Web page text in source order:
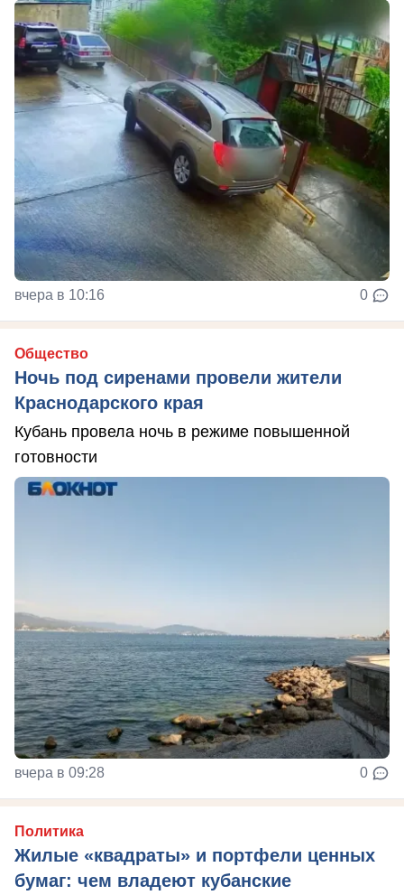
вчера в 10:16 0
Общество
Ночь под сиренами провели жители
Краснодарского края
Кубань провела ночь в режиме повышенной
готовности
вчера в 09:28 0
Политика
Жилые «квадраты» и портфели ценных
бумаг: чем владеют кубанские